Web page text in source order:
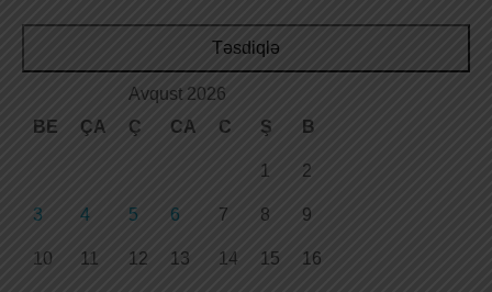
Təsdiqlə
Avqust 2026
BE
ÇA Ç CA C Ş B
1 2
3 4 5 6 7 8 9
10 11 12 13 14 15 16